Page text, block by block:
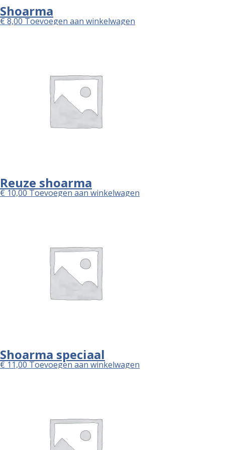
Shoarma
€8,00Toevoegen aan winkelwagen
Reuze shoarma
€10,00Toevoegen aan winkelwagen
Shoarma speciaal
€11,00Toevoegen aan winkelwagen